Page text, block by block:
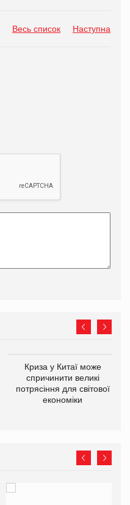
Весь список Наступна
Криза у Китаї може
спричинити великі
потрясіння для світової
економіки